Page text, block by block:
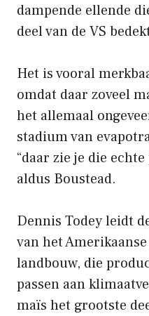
dampende ellende
deel van de VS
Het is vooral
omdat daar zoveel
het allemaal
stadium van
“daar zie je die
aldus Boustead.
Dennis Todey leidt
van het
landbouw, die
passen aan
maïs het grootste